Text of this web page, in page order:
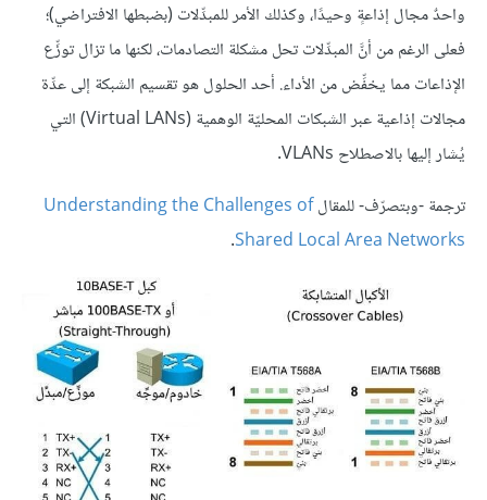
واحدٌ مجال إذاعةٍ وحيدًا، وكذلك الأمر للمبدِّلات (بضبطها الافتراضي)؛
فعلى الرغم من أنَّ المبدِّلات تحل مشكلة التصادمات، لكنها ما تزال توزِّع
الإذاعات مما يخفِّض من الأداء. أحد الحلول هو تقسيم الشبكة إلى عدِّة
مجالات إذاعية عبر الشبكات المحليّة الوهمية (Virtual LANs) التي
يُشار إليها بالاصطلاح VLANs.
ترجمة -وبتصرّف- للمقالUnderstanding the Challenges of
Shared Local Area Networks
.